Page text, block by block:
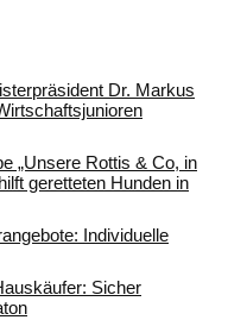
Dr. Markus
„Unsere Rottis & Co, in
geretteten Hunden in
Individuelle
Sicher